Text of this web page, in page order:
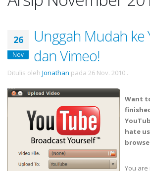
26
Nov
Unggah Mudah ke
dan Vimeo!
Ditulis oleh Jonathan pada 26 Nov. 2010 .
Want
hate
You are